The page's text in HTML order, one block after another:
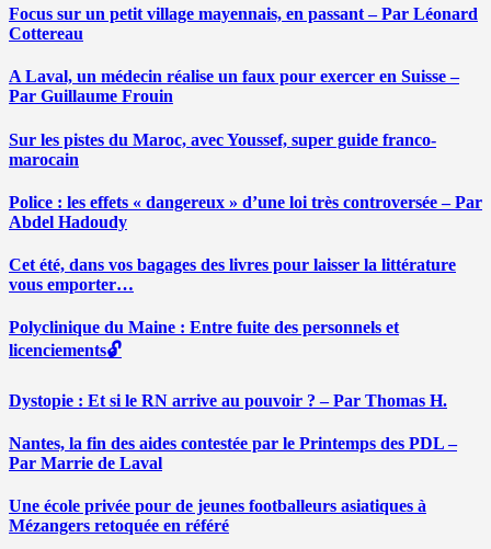
Focus sur un petit village mayennais, en passant – Par Léonard
Cottereau
A Laval, un médecin réalise un faux pour exercer en Suisse –
Par Guillaume Frouin
Sur les pistes du Maroc, avec Youssef, super guide franco-
marocain
Police : les effets « dangereux » d’une loi très controversée – Par
Abdel Hadoudy
Cet été, dans vos bagages des livres pour laisser la littérature
vous emporter…
Polyclinique du Maine : Entre fuite des personnels et
licenciements🔓
Dystopie : Et si le RN arrive au pouvoir ? – Par Thomas H.
Nantes, la fin des aides contestée par le Printemps des PDL –
Par Marrie de Laval
Une école privée pour de jeunes footballeurs asiatiques à
Mézangers retoquée en référé